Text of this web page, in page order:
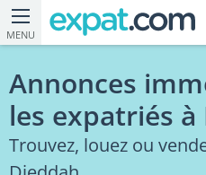
MENU
Annonces
les expatriés à
Trouvez, louez ou